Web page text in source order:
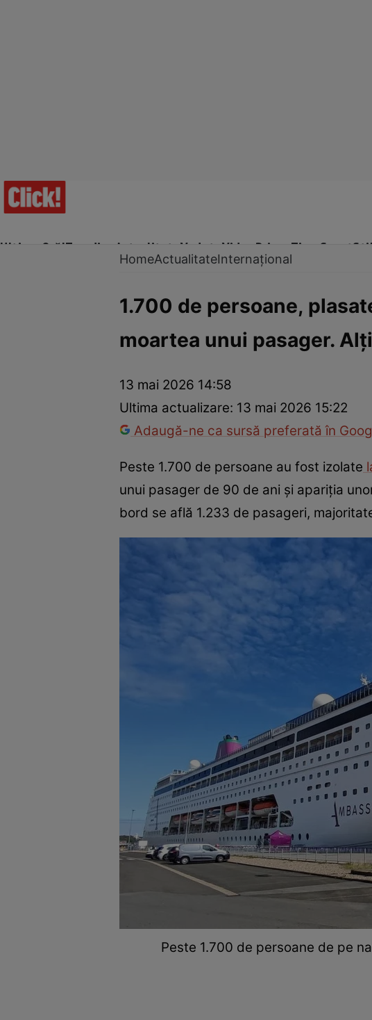
Ultima Oră!Trending Actualitate Vedete Video Prime Time Sport
InternaționalFapt diversTehnologieNațional
HomeActualitateInternațional
1.700 de persoane,
moartea unui pasager.
13 mai 2026 14:58
Ultima actualizare: 13 mai 2026 15:22
Adaugă-ne ca sursă preferată în
Peste 1.700 de persoane au fost izolate
unui pasager de 90 de ani și apariția
bord se află 1.233 de pasageri,
Peste 1.700 de persoane de pe